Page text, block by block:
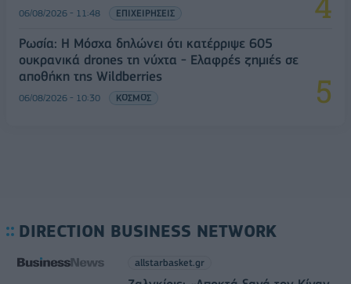
06/08/2026 - 11:48 ΕΠΙΧΕΙΡΗΣΕΙΣ
Ρωσία: Η Μόσχα δηλώνει ότι κατέρριψε 605
ουκρανικά drones τη νύχτα - Ελαφρές ζημιές σε
αποθήκη της Wildberries
06/08/2026 - 10:30 ΚΟΣΜΟΣ
DIRECTION BUSINESS NETWORK
allstarbasket.gr